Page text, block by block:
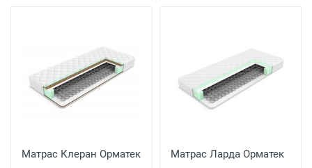
Матрас Клеран Орматек Матрас Ларда Орматек